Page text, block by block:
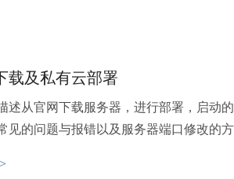
载及私有云部署
述从官网下载服务器，进行部署，启动
见的问题与报错以及服务器端口修改的